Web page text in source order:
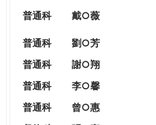
普通科 戴○薇
普通科 劉○芳
普通科
謝○翔
普通科
李○馨
普通科
曾○惠